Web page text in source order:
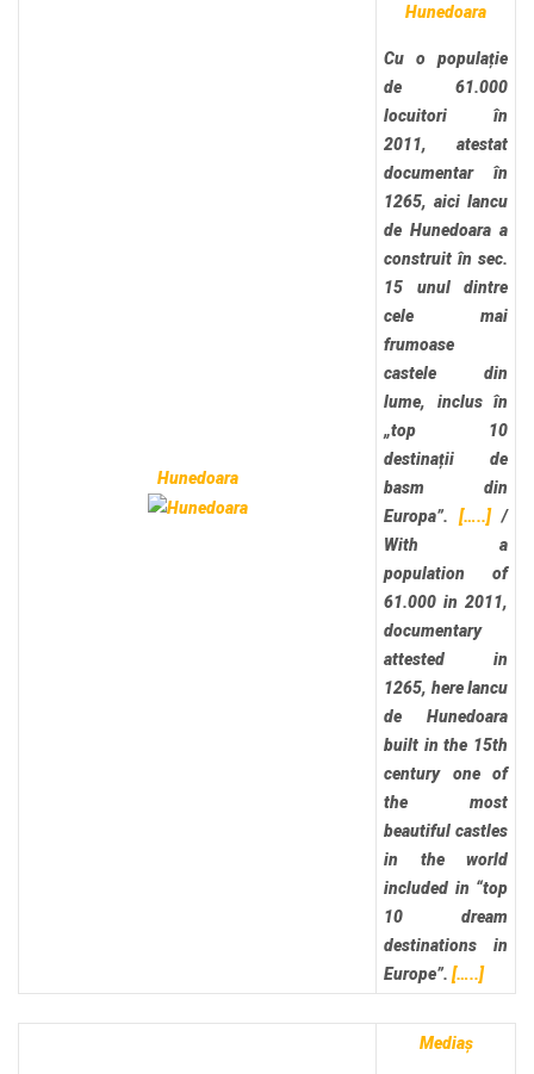
Hunedoara
Hunedoara
Cu o populație
de 61.000
locuitori în
2011, atestat
documentar în
1265, aici Iancu
de Hunedoara a
construit în sec.
15 unul dintre
cele mai
frumoase
castele din
lume, inclus în
„top 10
destinații de
basm din
Europa”. […..] /
With a
population of
61.000 in 2011,
documentary
attested in
1265, here Iancu
de Hunedoara
built in the 15th
century one of
the most
beautiful castles
in the world
included in “top
10 dream
destinations in
Europe”. […..]
Mediaș